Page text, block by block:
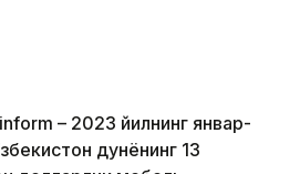
– 2023 йилнинг январ-
дунёнинг 13